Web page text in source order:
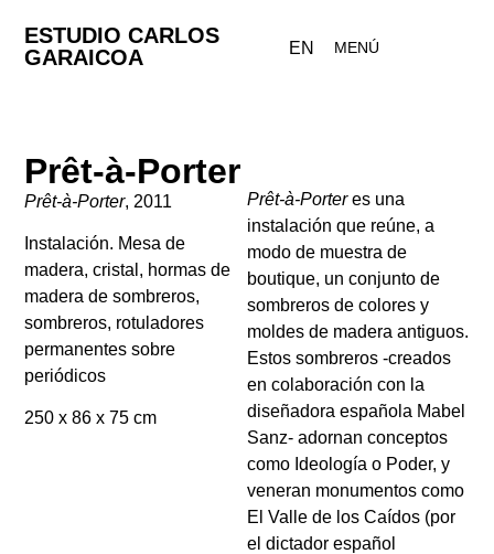
ESTUDIO CARLOS
GARAICOA
EN MENÚ
Prêt-à-Porter
Prêt-à-Porter, 2011
Instalación. Mesa de
madera, cristal, hormas de
madera de sombreros,
sombreros, rotuladores
permanentes sobre
periódicos
250 x 86 x 75 cm
Prêt-à-Porteres una
instalación que reúne, a
modo de muestra de
boutique, un conjunto de
sombreros de colores y
moldes de madera antiguos.
Estos sombreros -creados
en colaboración con la
diseñadora española Mabel
Sanz- adornan conceptos
como Ideología o Poder, y
veneran monumentos como
El Valle de los Caídos (por
el dictador español